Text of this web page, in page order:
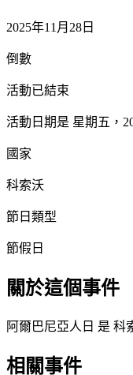
2025年11月28日
倒數
活動已結束
活動日期是 星期五，
國家
科索沃
節日類型
節假日
關於這個事件
阿爾巴尼亞人日 是 科
相關事件